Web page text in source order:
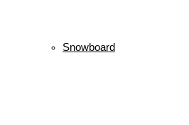
Snowboard